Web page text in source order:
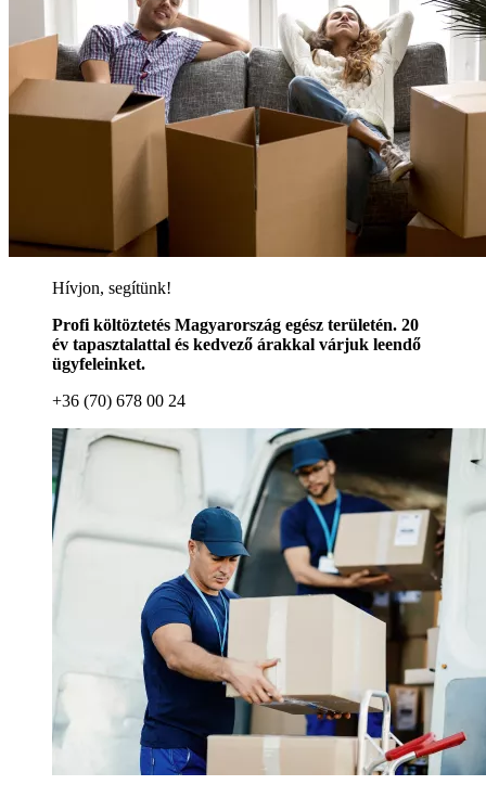
Hívjon, segítünk!
Profi költöztetés Magyarország egész területén. 20
év tapasztalattal és kedvező árakkal várjuk leendő
ügyfeleinket.
+36 (70) 678 00 24